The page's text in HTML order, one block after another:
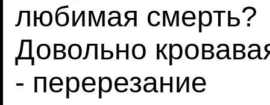
любимая смерть?
Довольно
- перерезание